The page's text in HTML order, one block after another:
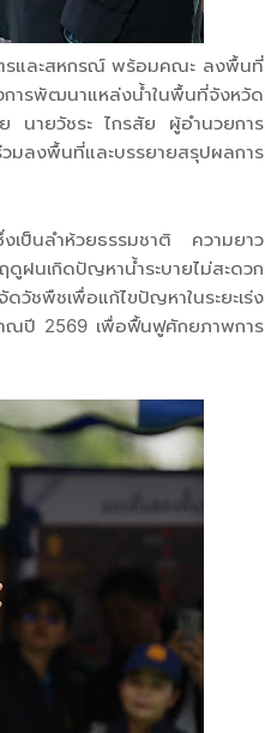
ตรและสหกรณ์ พร้อมคณะ ลงพื้นที่
ารพัฒนาแหล่งน้ำในพื้นที่จังหวัด
นายวัชระ ไกรสัย ผู้อำนวยการ
ลงพื้นที่และบรรยายสรุปผลการ
ป็นลำห้วยธรรมชาติ ความยาว
ดูฝนเกิดปัญหาน้ำระบายไม่สะดวก
ชพืชเพื่อแก้ไขปัญหาในระยะเร่ง
าณปี 2569 เพื่อฟื้นฟูศักยภาพการ